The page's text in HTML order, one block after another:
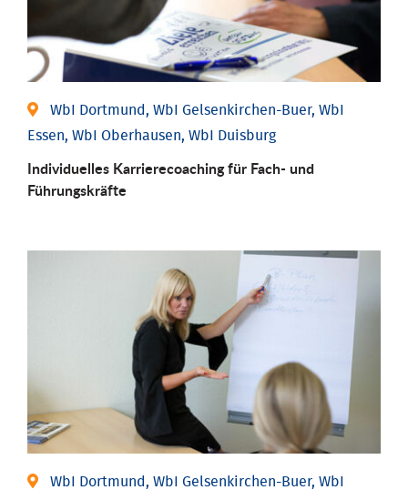
WbI Dortmund, WbI Gelsenkirchen-Buer, WbI
Essen, WbI Oberhausen, WbI Duisburg
Individu­elles Karrierecoaching für Fach-­ und
Führungs­kräfte
WbI Dortmund, WbI Gelsenkirchen-Buer, WbI